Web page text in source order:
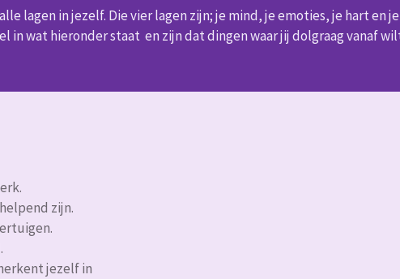
lagen in jezelf. Die vier lagen zijn; je mind, je emoties, je hart en
in wat hieronder staat en zijn dat dingen waar jij dolgraag vanaf
zijn.
jezelf in